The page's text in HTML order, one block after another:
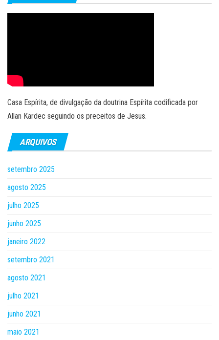
Casa Espírita, de divulgação da doutrina Espírita codificada por
Allan Kardec seguindo os preceitos de Jesus.
ARQUIVOS
setembro 2025
agosto 2025
julho 2025
junho 2025
janeiro 2022
setembro 2021
agosto 2021
julho 2021
junho 2021
maio 2021